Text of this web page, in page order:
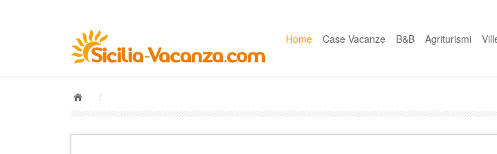
Home Case Vacanze B&B Agriturismi
/